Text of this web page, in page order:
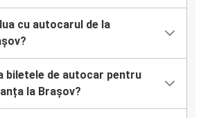
cu autocarul de la
biletele de autocar pentru
la Brașov?